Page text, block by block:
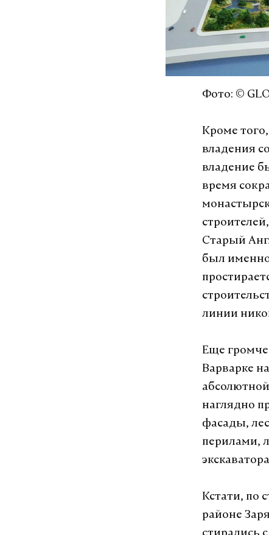
Фото: ©
Кроме
владения
владение
время
Старый
был
линии
Еще громче
Варварке
наглядно
фасады,
перилами,
Кстати, по
районе